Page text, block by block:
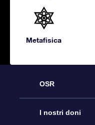
Metafisica
OSR
Assistenza
I nostri doni